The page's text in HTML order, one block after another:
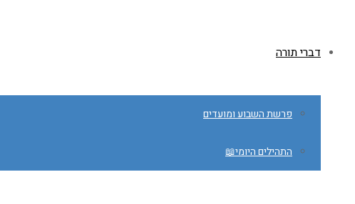
דברי תורה
פרשת השבוע ומועדים
התהילים היומי📖